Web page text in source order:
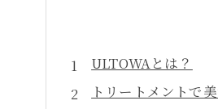
ULTOWAとは？
トリートメントで